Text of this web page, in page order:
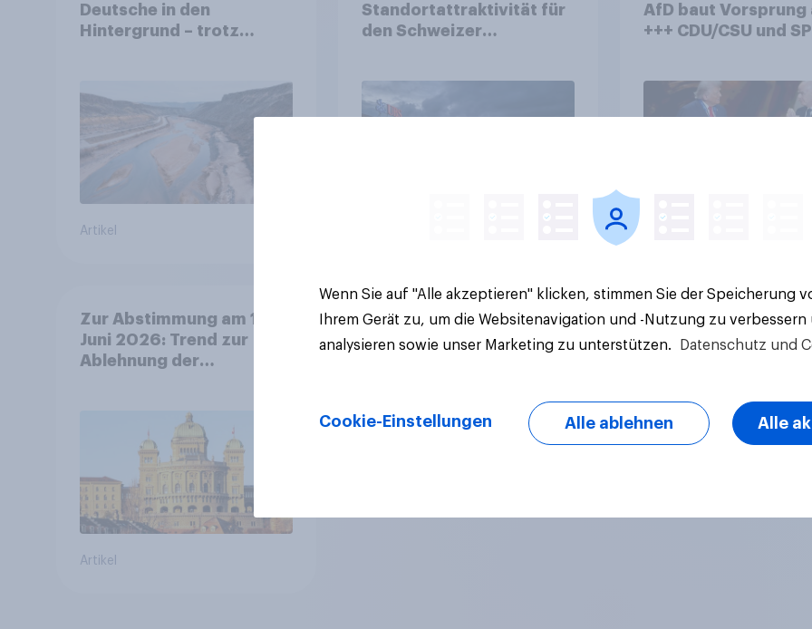
Deutsche in den
Hintergrund – trotz
Artikel
Standortattraktivität für
den Schweizer
Debatte um die
Regulierung von
AfD baut Vorsprung
+++ CDU/CSU und SPD
wünschen sich
WM ohne Politik
Zur Abstimmung am 14.
Juni 2026: Trend zur
Ablehnung der
für Annahme des
Zivildienstgesetz sinken
Artikel
Wenn Sie auf "Alle akzeptieren" klicken, stimmen Sie der Speicherung
Ihrem Gerät zu, um die Websitenavigation und -Nutzung zu verbessern
analysieren sowie unser Marketing zu unterstützen.
Datenschutz und
Cookie-Einstellungen Alle ablehnen Alle